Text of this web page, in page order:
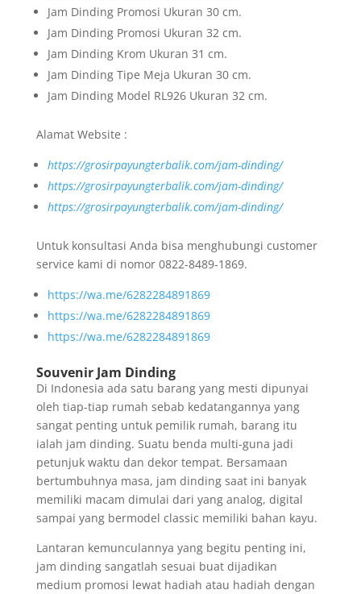
Jam Dinding Promosi Ukuran 30 cm.
Jam Dinding Promosi Ukuran 32 cm.
Jam Dinding Krom Ukuran 31 cm.
Jam Dinding Tipe Meja Ukuran 30 cm.
Jam Dinding Model RL926 Ukuran 32 cm.
Alamat Website :
https://grosirpayungterbalik.com/jam-dinding/
https://grosirpayungterbalik.com/jam-dinding/
https://grosirpayungterbalik.com/jam-dinding/
Untuk konsultasi Anda bisa menghubungi customer
service kami di nomor 0822-8489-1869.
https://wa.me/6282284891869
https://wa.me/6282284891869
https://wa.me/6282284891869
Souvenir Jam Dinding
Di Indonesia ada satu barang yang mesti dipunyai
oleh tiap-tiap rumah sebab kedatangannya yang
sangat penting untuk pemilik rumah, barang itu
ialah jam dinding. Suatu benda multi-guna jadi
petunjuk waktu dan dekor tempat. Bersamaan
bertumbuhnya masa, jam dinding saat ini banyak
memiliki macam dimulai dari yang analog, digital
sampai yang bermodel classic memiliki bahan kayu.
Lantaran kemunculannya yang begitu penting ini,
jam dinding sangatlah sesuai buat dijadikan
medium promosi lewat hadiah atau hadiah dengan